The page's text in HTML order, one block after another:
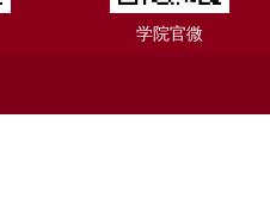
学院官微